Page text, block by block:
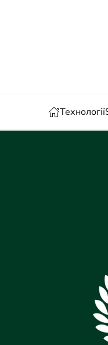
Технології